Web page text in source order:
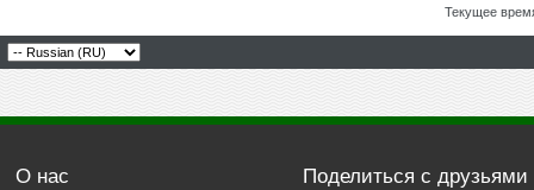
Текущее
О нас Поделиться с друзьями